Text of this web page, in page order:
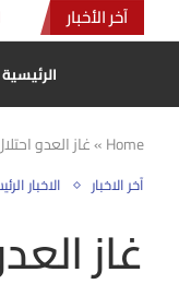
آخر الأخبار
الرئيسية
Home
»غاز العدو
آخر الاخبار الاخبار
غاز